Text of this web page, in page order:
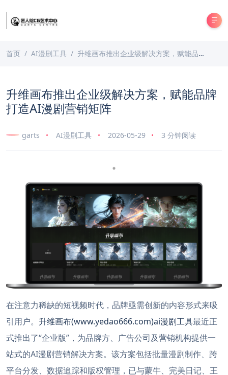
首页 AI漫剧工具 升维画布推出企业级解决方案，赋能品牌打造AI漫剧营销矩阵
升维画布推出企业级解决方案，赋能品牌
打造AI漫剧营销矩阵
garts AI漫剧工具 2026-05-29 3 分钟阅读
在注意力稀缺的短视频时代，品牌亟需创新的内容形式来吸
引用户。 升维画布(www.yedao666.com)ai漫剧工具最近正
式推出了“企业版”，为品牌方、广告公司及营销机构提供一
站式的AI漫剧营销解决方案。该方案包括批量漫剧制作、跨
平台分发、数据追踪和版权管理，已与蒙牛、完美日记、王